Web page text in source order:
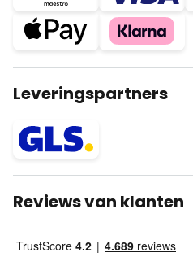
Leveringspartners
Reviews van klanten